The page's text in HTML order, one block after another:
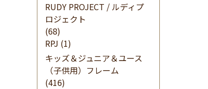
RUDY PROJECT / ルディプ
ロジェクト
(68)
RPJ (1)
キッズ＆ジュニア＆ユース
（子供用）フレーム
(416)